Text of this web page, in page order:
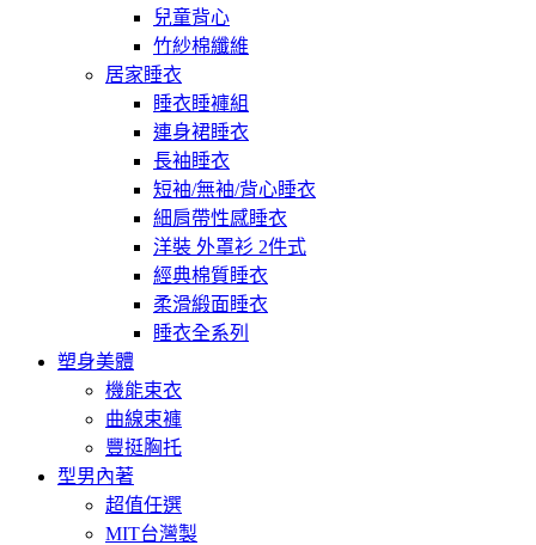
兒童背心
竹紗棉纖維
居家睡衣
睡衣睡褲組
連身裙睡衣
長袖睡衣
短袖/無袖/背心睡衣
細肩帶性感睡衣
洋裝 外罩衫 2件式
經典棉質睡衣
柔滑緞面睡衣
睡衣全系列
塑身美體
機能束衣
曲線束褲
豐挺胸托
型男內著
超值任選
MIT台灣製